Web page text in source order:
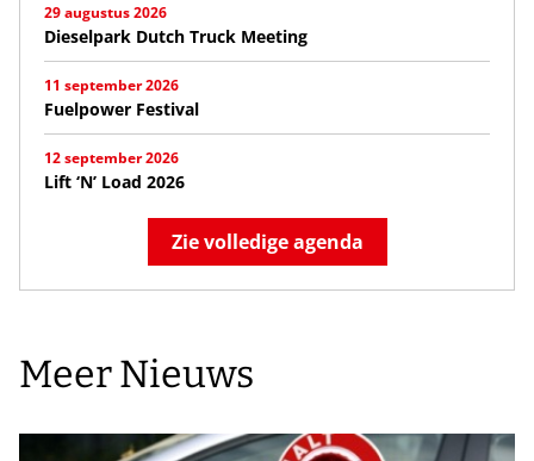
29 augustus 2026
Dieselpark Dutch Truck Meeting
11 september 2026
Fuelpower Festival
12 september 2026
Lift ‘N’ Load 2026
Zie volledige agenda
Meer Nieuws